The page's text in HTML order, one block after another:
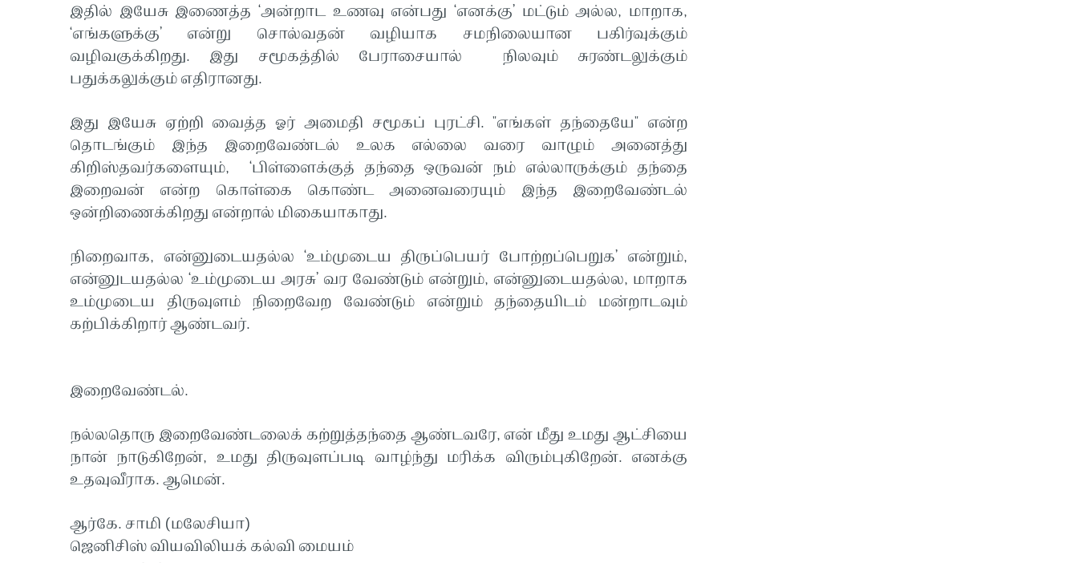
இதில் இயேசு இணைத்த ‘அன்றாட உணவு என்பது ‘எனக்கு’ மட்டும் அல்ல, மாறாக,
‘எங்களுக்கு’ என்று சொல்வதன் வழியாக சமநிலையான பகிர்வுக்கும்
வழிவகுக்கிறது. இது சமூகத்தில் பேராசையால் நிலவும் சுரண்டலுக்கும்
பதுக்கலுக்கும் எதிரானது.
இது இயேசு ஏற்றி வைத்த ஓர் அமைதி சமூகப் புரட்சி. "எங்கள் தந்தையே" என்ற
தொடங்கும் இந்த இறைவேண்டல் உலக எல்லை வரை வாழும் அனைத்து
கிறிஸ்தவர்களையும், ‘பிள்ளைக்குத் தந்தை ஒருவன் நம் எல்லாருக்கும் தந்தை
இறைவன் என்ற கொள்கை கொண்ட அனைவரையும் இந்த இறைவேண்டல்
ஒன்றிணைக்கிறது என்றால் மிகையாகாது.
நிறைவாக, என்னுடையதல்ல ‘உம்முடைய திருப்பெயர் போற்றப்பெறுக’ என்றும்,
என்னுடயதல்ல ‘உம்முடைய அரசு’ வர வேண்டும் என்றும், என்னுடையதல்ல, மாறாக
உம்முடைய திருவுளம் நிறைவேற வேண்டும் என்றும் தந்தையிடம் மன்றாடவும்
கற்பிக்கிறார் ஆண்டவர்.
இறைவேண்டல்.
நல்லதொரு இறைவேண்டலைக் கற்றுத்தந்தை ஆண்டவரே, என் மீது உமது ஆட்சியை
நான் நாடுகிறேன், உமது திருவுளப்படி வாழ்ந்து மரிக்க விரும்புகிறேன். எனக்கு
உதவுவீராக. ஆமென்.
ஆர்கே. சாமி (மலேசியா)
ஜெனிசிஸ் வியவிலியக் கல்வி மையம்